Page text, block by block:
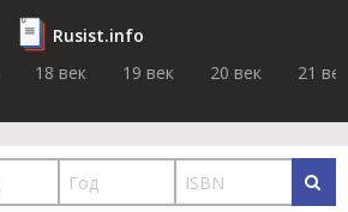
Rusist.info
18 век 19 век 20 век 21 век